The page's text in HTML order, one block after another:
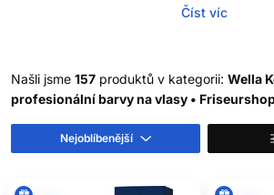
tónů, hnědých, červených, speciálních
Koleston Perfect není připravená přímá
systém určený zejména pro školené
katalogu nelze chápat jako
ohledu na výchozí
CO
Číst víc
Našli jsme 157 produktů v kategorii: Wella
profesionální barvy na vlasy •
Nejoblíbenější